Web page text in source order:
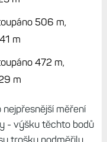
506 m,
m
472 m,
m
měření
- výšku těchto bodů